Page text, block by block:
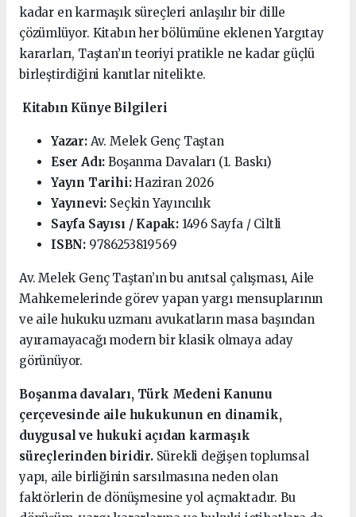
kadar en karmaşık süreçleri anlaşılır bir dille
çözümlüyor. Kitabın her bölümüne eklenen Yargıtay
kararları, Taştan’ın teoriyi pratikle ne kadar güçlü
birleştirdiğini kanıtlar nitelikte.
Kitabın Künye Bilgileri
Yazar:Av. Melek Genç Taştan
Eser Adı: Boşanma Davaları (1. Baskı)
Yayın Tarihi:Haziran 2026
Yayınevi: Seçkin Yayıncılık
Sayfa Sayısı / Kapak:1496 Sayfa / Ciltli
ISBN: 9786253819569
Av. Melek Genç Taştan’ın bu anıtsal çalışması, Aile
Mahkemelerinde görev yapan yargı mensuplarının
ve aile hukuku uzmanı avukatların masa başından
ayıramayacağı modern bir klasik olmaya aday
görünüyor.
Boşanma davaları, Türk Medeni Kanunu
çerçevesinde aile hukukunun en dinamik,
duygusal ve hukuki açıdan karmaşık
süreçlerinden biridir.Sürekli değişen toplumsal
yapı, aile birliğinin sarsılmasına neden olan
faktörlerin de dönüşmesine yol açmaktadır. Bu